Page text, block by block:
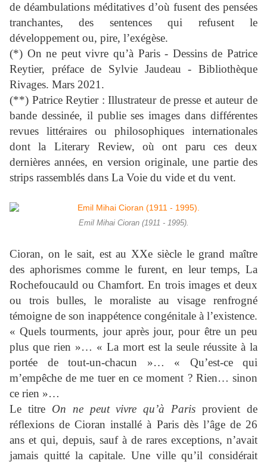
de déambulations méditatives d’où fusent des pensées
tranchantes, des sentences qui refusent le
développement ou, pire, l’exégèse.
(*) On ne peut vivre qu’à Paris - Dessins de Patrice
Reytier, préface de Sylvie Jaudeau - Bibliothèque
Rivages. Mars 2021.
(**) Patrice Reytier : Illustrateur de presse et auteur de
bande dessinée, il publie ses images dans différentes
revues littéraires ou philosophiques internationales
dont la Literary Review, où ont paru ces deux
dernières années, en version originale, une partie des
strips rassemblés dans La Voie du vide et du vent.
Emil Mihai Cioran (1911 - 1995).
Cioran, on le sait, est au XXe siècle le grand maître
des aphorismes comme le furent, en leur temps, La
Rochefoucauld ou Chamfort. En trois images et deux
ou trois bulles, le moraliste au visage renfrogné
témoigne de son inappétence congénitale à l’existence.
« Quels tourments, jour après jour, pour être un peu
plus que rien »… « La mort est la seule réussite à la
portée de tout-un-chacun »… « Qu’est-ce qui
m’empêche de me tuer en ce moment ? Rien… sinon
ce rien »…
Le titre On ne peut vivre qu’à Paris provient de
réflexions de Cioran installé à Paris dès l’âge de 26
ans et qui, depuis, sauf à de rares exceptions, n’avait
jamais quitté la capitale. Une ville qu’il considérait